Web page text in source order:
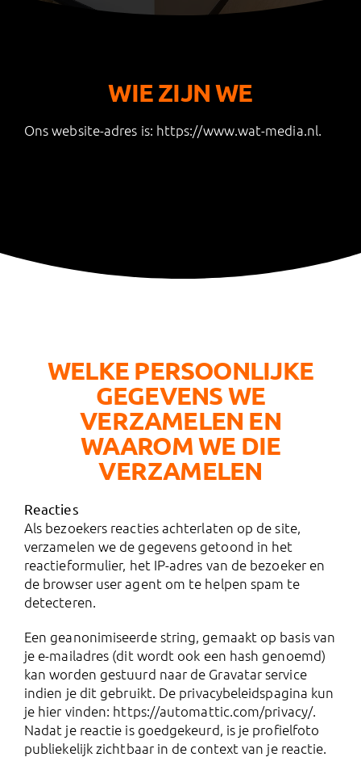
WIE ZIJN WE
Ons website-adres is: https://www.wat-media.nl.
WELKE PERSOONLIJKE
GEGEVENS WE
VERZAMELEN EN
WAAROM WE DIE
VERZAMELEN
Reacties
Als bezoekers reacties achterlaten op de site,
verzamelen we de gegevens getoond in het
reactieformulier, het IP-adres van de bezoeker en
de browser user agent om te helpen spam te
detecteren.
Een geanonimiseerde string, gemaakt op basis van
je e-mailadres (dit wordt ook een hash genoemd)
kan worden gestuurd naar de Gravatar service
indien je dit gebruikt. De privacybeleidspagina kun
je hier vinden: https://automattic.com/privacy/.
Nadat je reactie is goedgekeurd, is je profielfoto
publiekelijk zichtbaar in de context van je reactie.